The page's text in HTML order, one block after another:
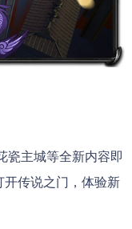
主城等全新内容即
开传说之门，体验新